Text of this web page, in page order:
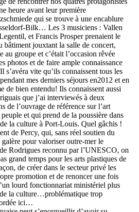
heure avant leur première
qui se trouve à une encablure
Bilk… Les 3 musiciens : Vallen
et Francis Prosper prenaient le
bâtiment jouxtant la salle de concert,
au groupe et c’était l’occasion rêvée
photos et de faire ample connaissance
s’avéra vite qu’ils connaissent tous les
mes derniers séjours en2012 et en
de bien entendu! Ils connaissent aussi
que j’ai interviewés à deux
de l’ouvrage de référence sur l’art
et qui prend de la poussière dans
la culture à Port-Louis. Quel gâchis !
Percy, qui, sans réel soutien du
pour valoriser outre-mer le
Rodrigues reconnu par l’UNESCO, on
grand temps pour les arts plastiques de
de créer dans le secteur privé les
promotion et de renoncer une fois
lourd fonctionnariat ministériel plus
la culture…problématique trop
ici…